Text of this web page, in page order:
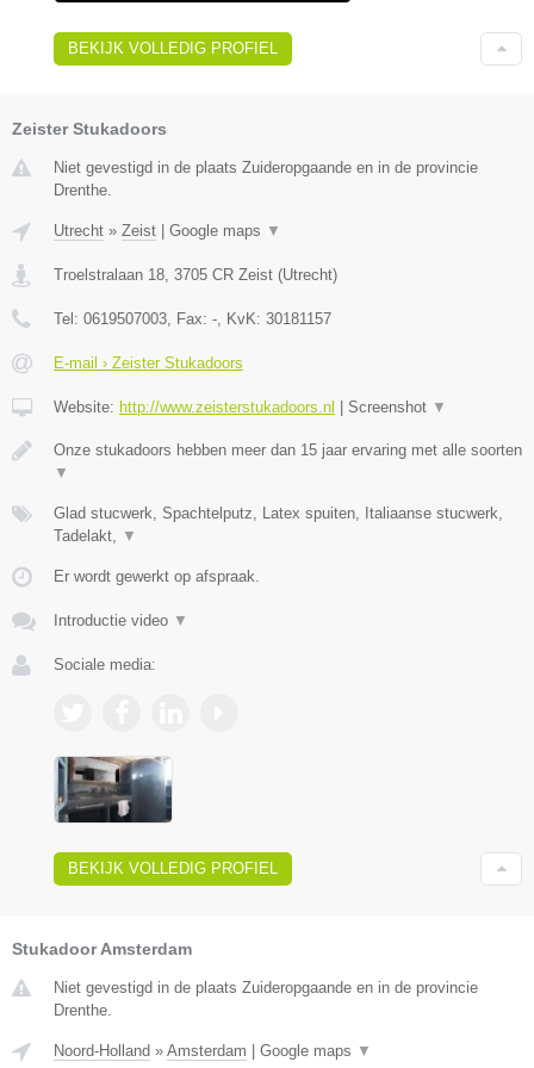
BEKIJK VOLLEDIG PROFIEL
Zeister Stukadoors
Niet gevestigd in de plaats Zuideropgaande en in de provincie
Drenthe.
Utrecht » Zeist Google maps ▼
Troelstralaan 18 3705 CR Zeist (Utrecht)
Tel: 0619507003 , Fax: - , KvK: 30181157
E-mail › Zeister Stukadoors
Website: http://www.zeisterstukadoors.nl Screenshot ▼
Onze stukadoors hebben meer dan 15 jaar ervaring met alle soorten
▼
Glad stucwerk, Spachtelputz, Latex spuiten, Italiaanse stucwerk,
Tadelakt,
▼
Er wordt gewerkt op afspraak.
Introductie video ▼
Sociale media:
BEKIJK VOLLEDIG PROFIEL
Stukadoor Amsterdam
Niet gevestigd in de plaats Zuideropgaande en in de provincie
Drenthe.
Noord-Holland » Amsterdam | Google maps ▼